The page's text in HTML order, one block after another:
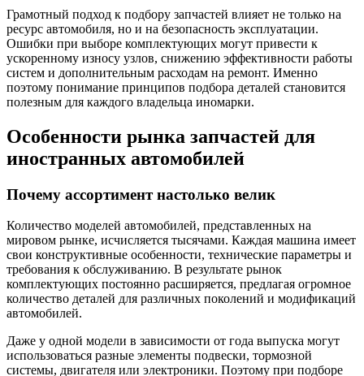
Грамотный подход к подбору запчастей влияет не только на
ресурс автомобиля, но и на безопасность эксплуатации.
Ошибки при выборе комплектующих могут привести к
ускоренному износу узлов, снижению эффективности работы
систем и дополнительным расходам на ремонт. Именно
поэтому понимание принципов подбора деталей становится
полезным для каждого владельца иномарки.
Особенности рынка запчастей для
иностранных автомобилей
Почему ассортимент настолько велик
Количество моделей автомобилей, представленных на
мировом рынке, исчисляется тысячами. Каждая машина имеет
свои конструктивные особенности, технические параметры и
требования к обслуживанию. В результате рынок
комплектующих постоянно расширяется, предлагая огромное
количество деталей для различных поколений и модификаций
автомобилей.
Даже у одной модели в зависимости от года выпуска могут
использоваться разные элементы подвески, тормозной
системы, двигателя или электроники. Поэтому при подборе